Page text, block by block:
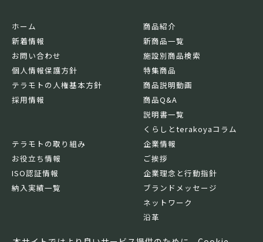
ホーム
新着情報
お問い合わせ
個人情報保護方針
テラモトの人権基本方針
採用情報
商品紹介
新商品一覧
施設別商品検索
特集商品
商品説明動画
商品Q&A
説明書一覧
くらしとterakoyaコラム
テラモトの取り組み
お役立ち情報
ISO認証情報
納入実績一覧
企業情報
ご挨拶
企業理念と行動指針
ブランドメッセージ
ネットワーク
沿革